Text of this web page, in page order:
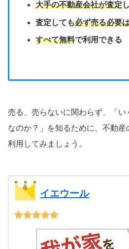
大手の不動産会社が査定
査定しても必ず売る必要
すべて無料で利用できる
売る、売らないに関わらず、「
なのか？」を知るために、不動
利用してみましょう。
イエウール